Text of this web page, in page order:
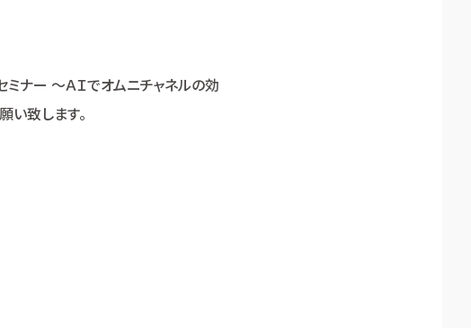
ナー ～ＡＩでオムニチャネルの効
い致します。